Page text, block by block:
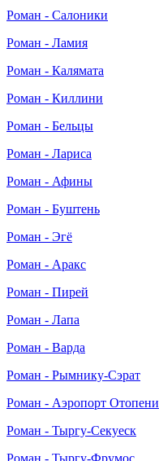
Роман - Салоники
Роман - Ламия
Роман - Калямата
Роман - Киллини
Роман - Бельцы
Роман - Лариса
Роман - Афины
Роман - Буштень
Роман - Эгё
Роман - Аракс
Роман - Пирей
Роман - Лапа
Роман - Варда
Роман - Рымнику-Сэрат
Роман - Аэропорт Отопени
Роман - Тыргу-Секуеск